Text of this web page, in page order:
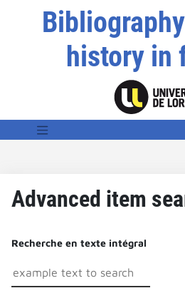
history in
Advanced item
Recherche en texte intégral